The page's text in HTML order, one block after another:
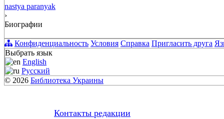
nastya paranyak
›
Биографии
Конфиденциальность Условия Справка Пригласить друга
Выбрать язык
English
Русский
© 2026 Библиотека Украины
Контакты редакции